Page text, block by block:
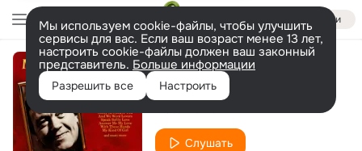
Войти
Мы используем cookie-файлы, чтобы улучшить
сервисы для вас. Если ваш возраст менее 13 лет,
настроить cookie-файлы должен ваш законный
представитель. Больше информации
Разрешить все Настроить
I Will Wait For You
Слушать